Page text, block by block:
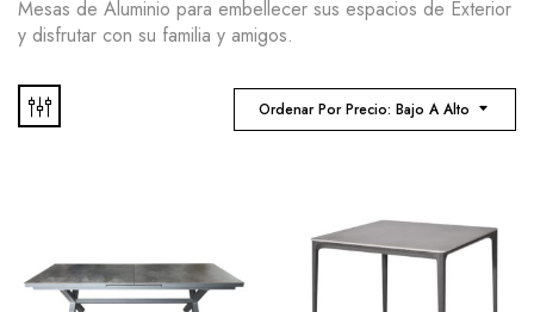
Mesas de Aluminio para embellecer sus espacios de Exterior
y disfrutar con su familia y amigos.
Ordenar Por Precio: Bajo A Alto